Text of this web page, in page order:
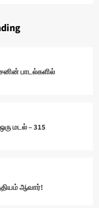
பாடல்களில்
மடல் – 315
ஆவார்!